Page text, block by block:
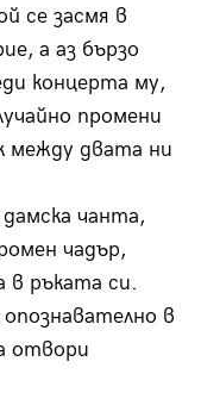
се засмя в
а аз бързо
концерта му,
промени
между двата ни
чанта,
чадър,
ръката си.
в
отвори